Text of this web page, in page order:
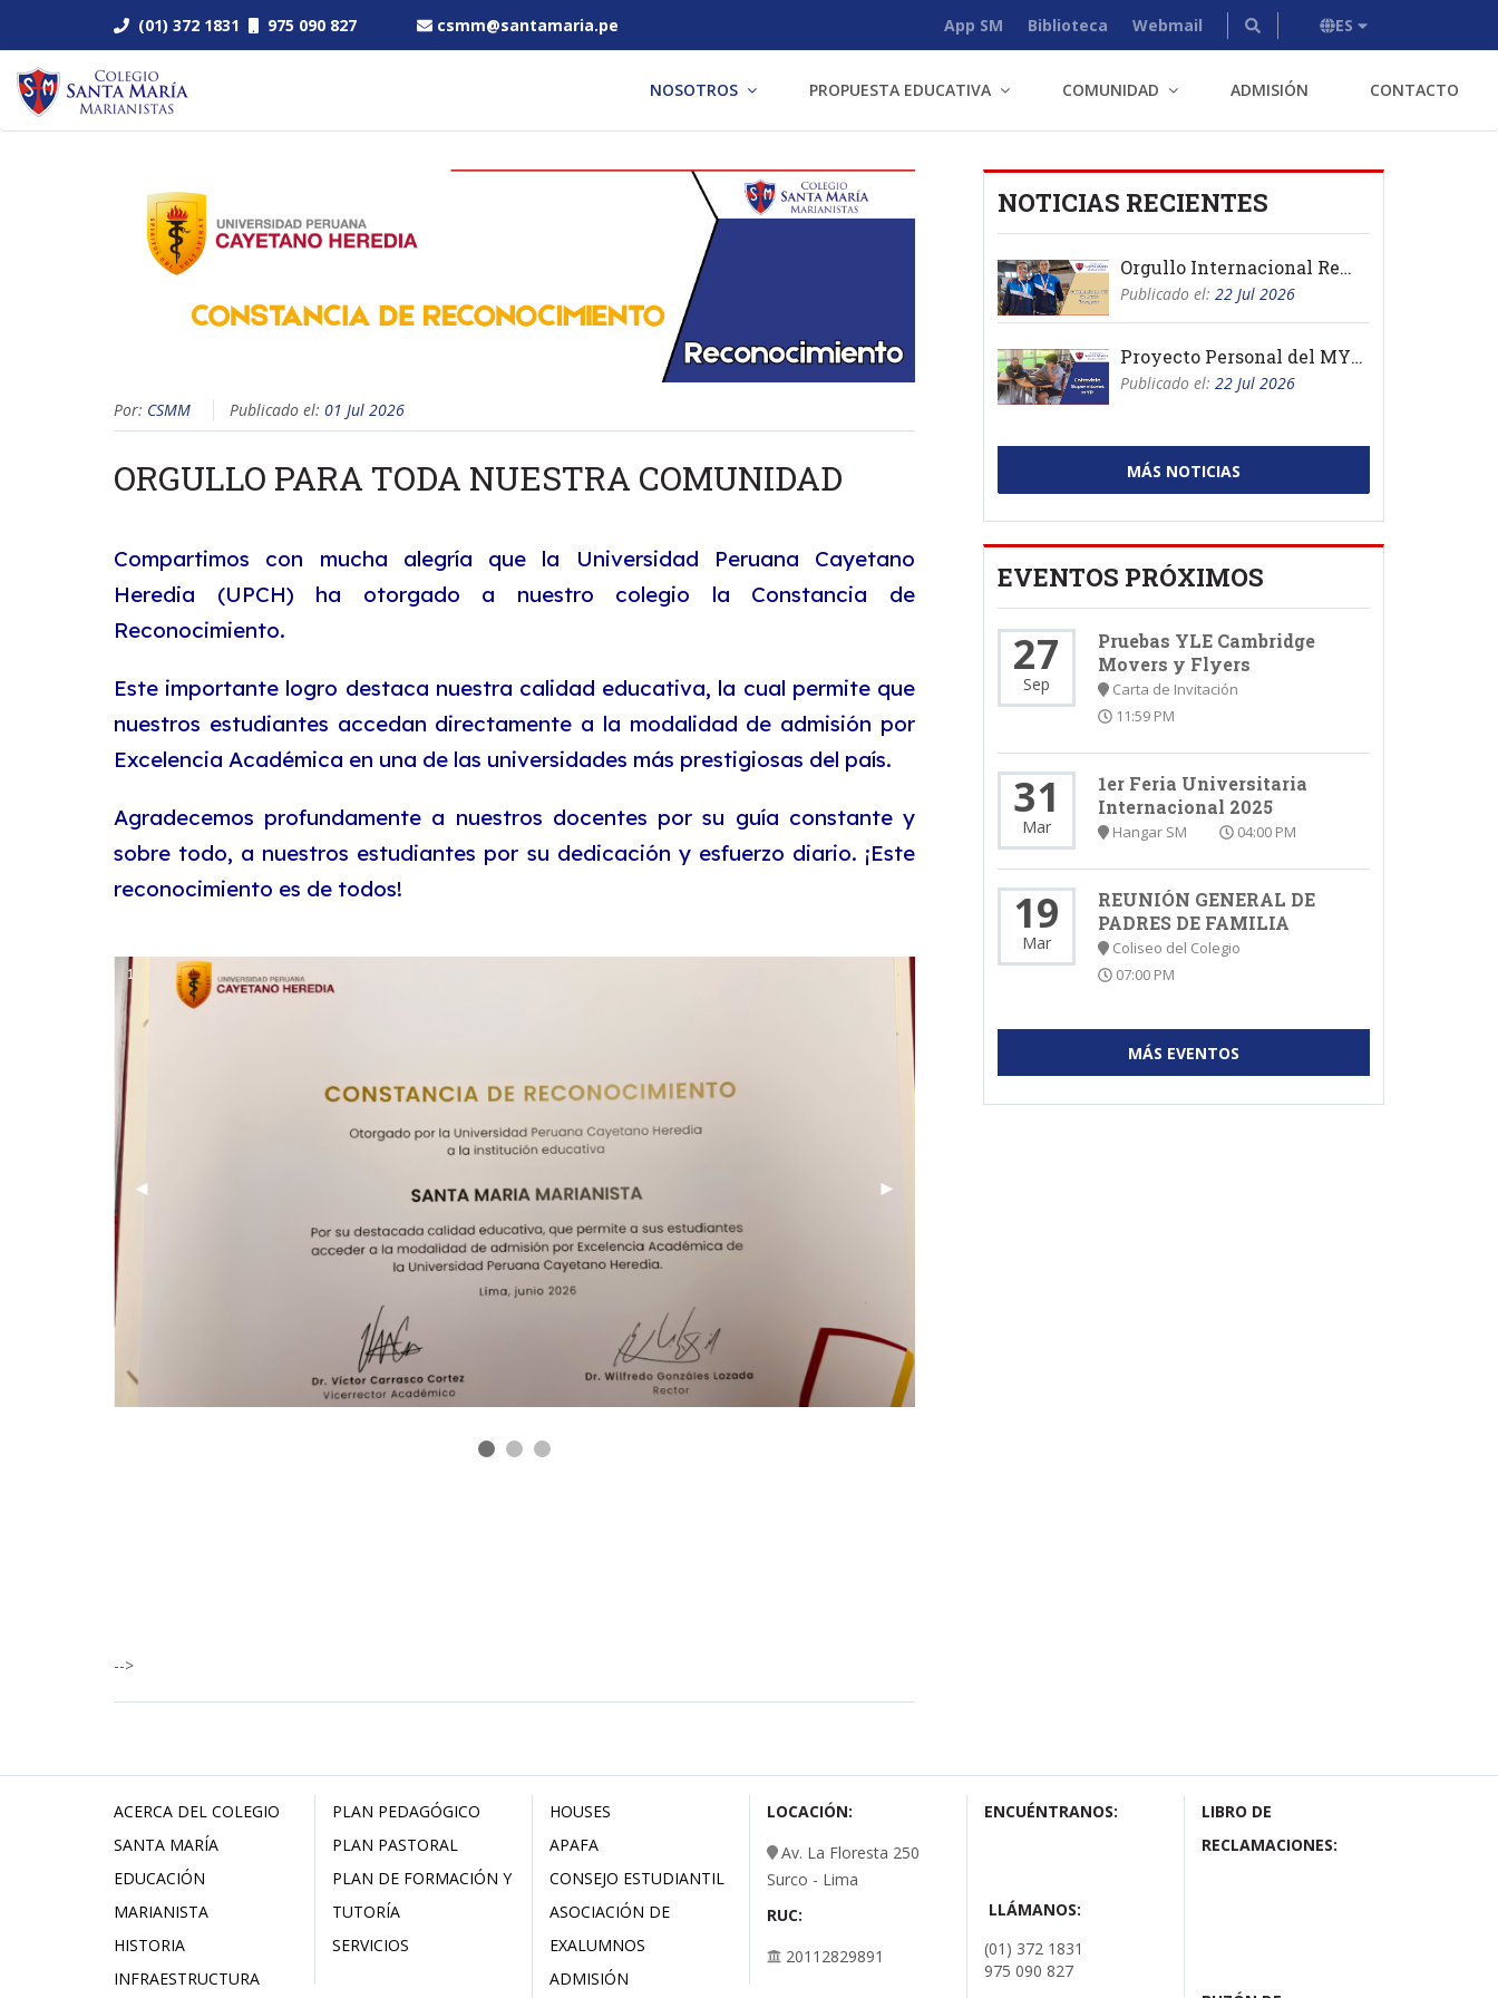
(01) 372 1831 975 090 827 csmm@santamaria.pe App SM Biblioteca Webmail ES
NOSOTROS PROPUESTA EDUCATIVA COMUNIDAD ADMISIÓN CONTACTO
Por: CSMM Publicado el: 01 Jul 2026
ORGULLO PARA TODA NUESTRA COMUNIDAD
-->
NOTICIAS RECIENTES
Orgullo Internacional Remo
Publicado el: 22 Jul 2026
Proyecto Personal del MYP 2026
Publicado el: 22 Jul 2026
MÁS NOTICIAS
EVENTOS PRÓXIMOS
27
Sep
Pruebas YLE Cambridge
Movers y Flyers
Carta de Invitación
11:59 PM
31
Mar
1er Feria Universitaria
Internacional 2025
Hangar SM 04:00 PM
19
Mar
REUNIÓN GENERAL DE
PADRES DE FAMILIA
Coliseo del Colegio
07:00 PM
MÁS EVENTOS
ACERCA DEL COLEGIO
SANTA MARÍA
EDUCACIÓN
MARIANISTA
HISTORIA
INFRAESTRUCTURA
PLAN PEDAGÓGICO
PLAN PASTORAL
PLAN DE FORMACIÓN Y
TUTORÍA
SERVICIOS
HOUSES
APAFA
CONSEJO ESTUDIANTIL
ASOCIACIÓN DE
EXALUMNOS
ADMISIÓN
LOCACIÓN:
Av. La Floresta 250
Surco - Lima
RUC:
20112829891
ENCUÉNTRANOS:
LLÁMANOS:
(01) 372 1831
975 090 827
LIBRO DE
RECLAMACIONES: